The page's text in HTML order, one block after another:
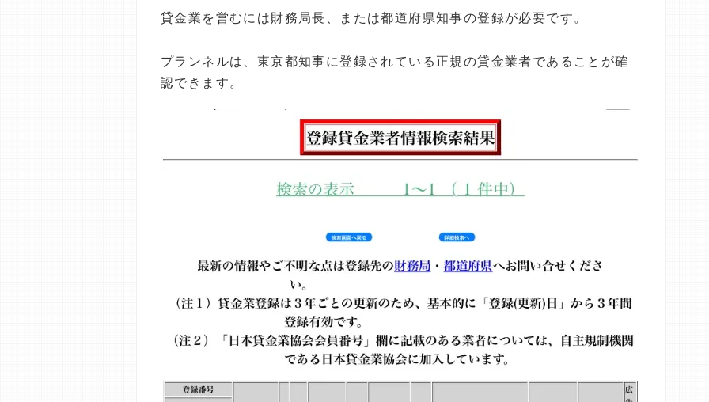
貸金業を営むには財務局長、または都道府県知事の登録が必要です。
プランネルは、東京都知事に登録されている正規の貸金業者であることが確
認できます。